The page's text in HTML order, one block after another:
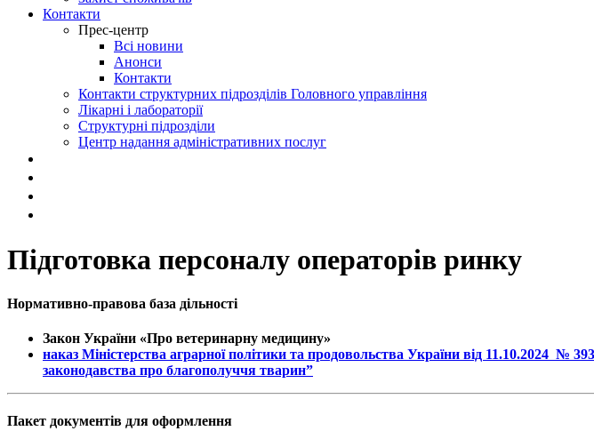
Контакти
Прес-центр
Всі новини
Анонси
Контакти
Контакти структурних підрозділів Головного управління
Лікарні і лабораторії
Структурні підрозділи
Центр надання адміністративних послуг
Підготовка персоналу операторів ринку
Нормативно-правова база дільності
Закон України «Про ветеринарну медицину»
наказ Міністерства аграрної політики та продовольства України від 11.10.2024
законодавства про благополуччя тварин”
Пакет документів для оформлення